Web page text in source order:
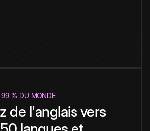
99 % DU MONDE
de l'anglais vers